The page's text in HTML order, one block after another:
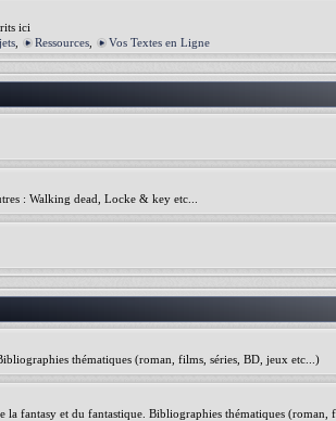
ici
Ressources Vos Textes en Ligne
: Walking dead, Locke & key etc...
thématiques (roman, films, séries, BD, jeux etc...)
la fantasy et du fantastique. Bibliographies thématiques